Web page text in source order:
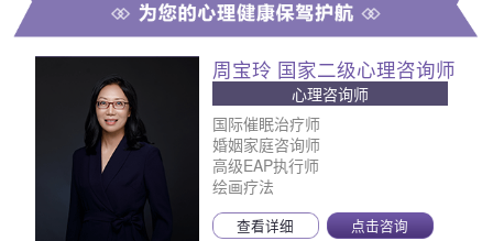
周宝玲 国家二级心理咨询师
心理咨询师
国际催眠治疗师
婚姻家庭咨询师
高级EAP执行师
绘画疗法
查看详细 点击咨询